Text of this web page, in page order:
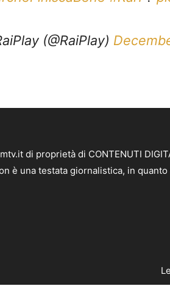
(@RaiPlay)
di proprietà di CONTENUTI
è una testata giornalistica, in